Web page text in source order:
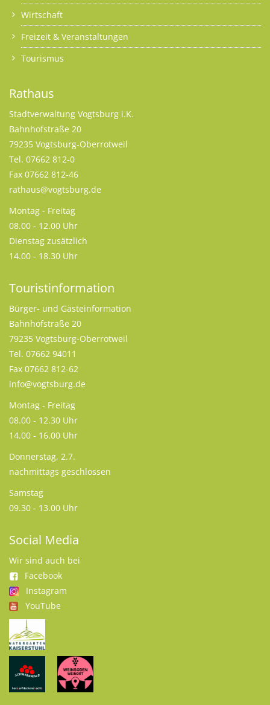
Wirtschaft
Freizeit & Veranstaltungen
Tourismus
Rathaus
Stadtverwaltung Vogtsburg i.K.
Bahnhofstraße 20
79235 Vogtsburg-Oberrotweil
Tel. 07662 812-0
Fax 07662 812-46
rathaus@vogtsburg.de
Montag - Freitag
08.00 - 12.00 Uhr
Dienstag zusätzlich
14.00 - 18.30 Uhr
Touristinformation
Bürger- und Gästeinformation
Bahnhofstraße 20
79235 Vogtsburg-Oberrotweil
Tel. 07662 94011
Fax 07662 812-62
info@vogtsburg.de
Montag - Freitag
08.00 - 12.30 Uhr
14.00 - 16.00 Uhr
Donnerstag, 2.7.
nachmittags geschlossen
Samstag
09.30 - 13.00 Uhr
Social Media
Wir sind auch bei
Facebook
Instagram
YouTube